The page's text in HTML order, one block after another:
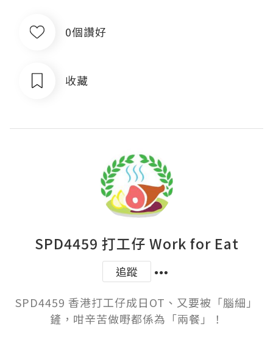
0個讚好
收藏
SPD4459 打工仔 Work for Eat
追蹤
SPD4459 香港打工仔成日OT、又要被「腦細」
鏟，咁辛苦做嘢都係為「兩餐」！